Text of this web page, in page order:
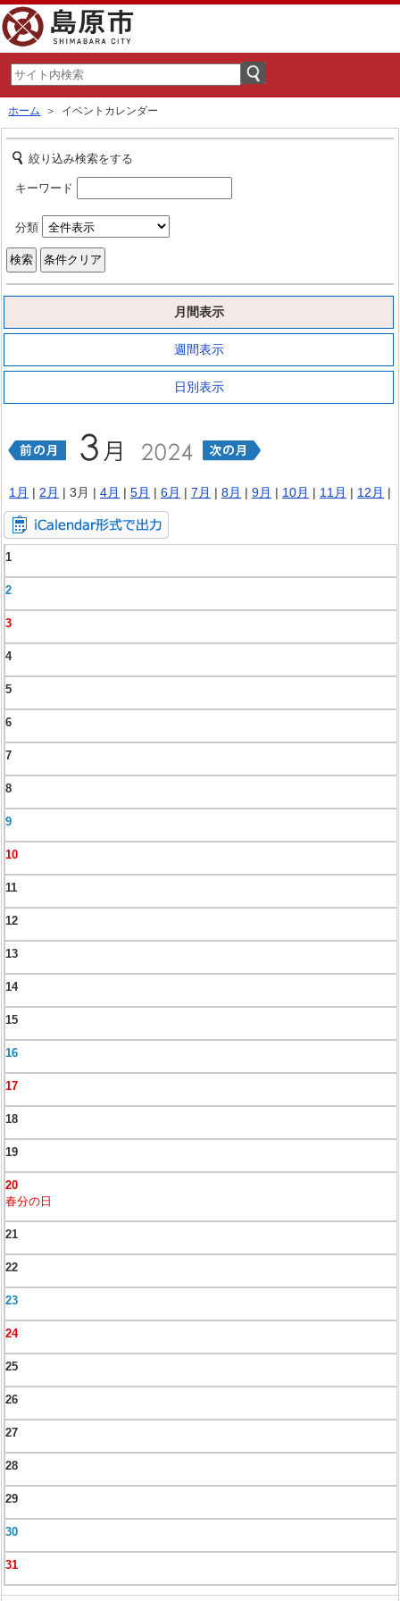
ホーム ＞ イベントカレンダー
絞り込み検索をする
キーワード
分類
月間表示
週間表示
日別表示
1月 | 2月 | 3月 | 4月 | 5月 | 6月 | 7月 | 8月 | 9月 | 10月 | 11月 | 12月 |
1
2
3
4
5
6
7
8
9
10
11
12
13
14
15
16
17
18
19
20
春分の日
21
22
23
24
25
26
27
28
29
30
31